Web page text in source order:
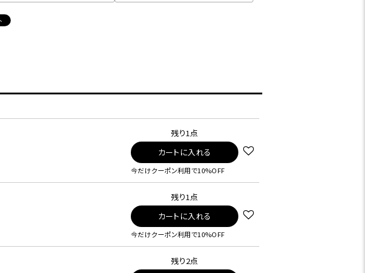
残り1点
カートに入れる
今だけクーポン利用で10%OFF
残り1点
カートに入れる
今だけクーポン利用で10%OFF
残り2点